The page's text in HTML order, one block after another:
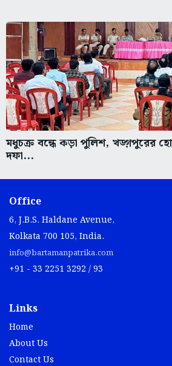
মধুচক্র বন্ধে কড়া পুলিশ, খড়্গপুরের
দফা...
Office
6, J.B.S. Haldane Avenue,
Kolkata 700 105, India.
info@bartamanpatrika.com
+91 - 33 2251 3292 / 93
Links
Home
About Us
Contact Us